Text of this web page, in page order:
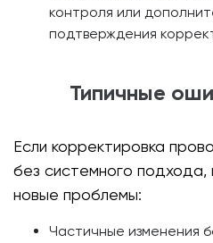
контроля или
подтверждения
Типичные
Если корректировка
без системного подхода,
новые проблемы:
Частичные изменения